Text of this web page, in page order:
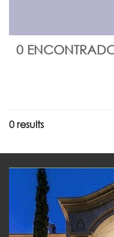
0
0 results